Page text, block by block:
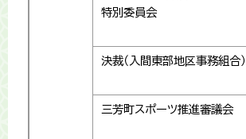
特別委員会
決裁（入間東部地区事務組合）
三芳町スポーツ推進審議会